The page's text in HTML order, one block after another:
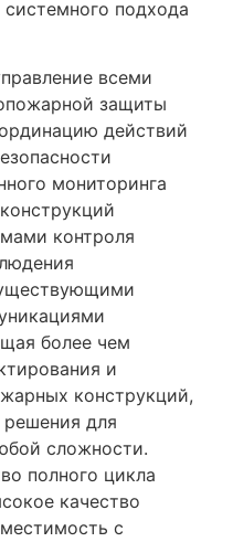
подхода
всеми
защиты
действий
мониторинга
контроля
более чем
и
конструкций,
решения для
сложности.
полного цикла
качество
с